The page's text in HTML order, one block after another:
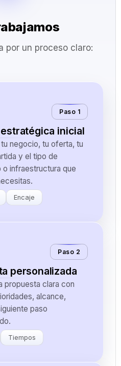
por un proceso claro:
Paso 1
estratégica inicial
negocio, tu oferta, tu
y el tipo de
o infraestructura que
Encaje
Paso 2
personalizada
propuesta clara con
alcance,
paso
Tiempos